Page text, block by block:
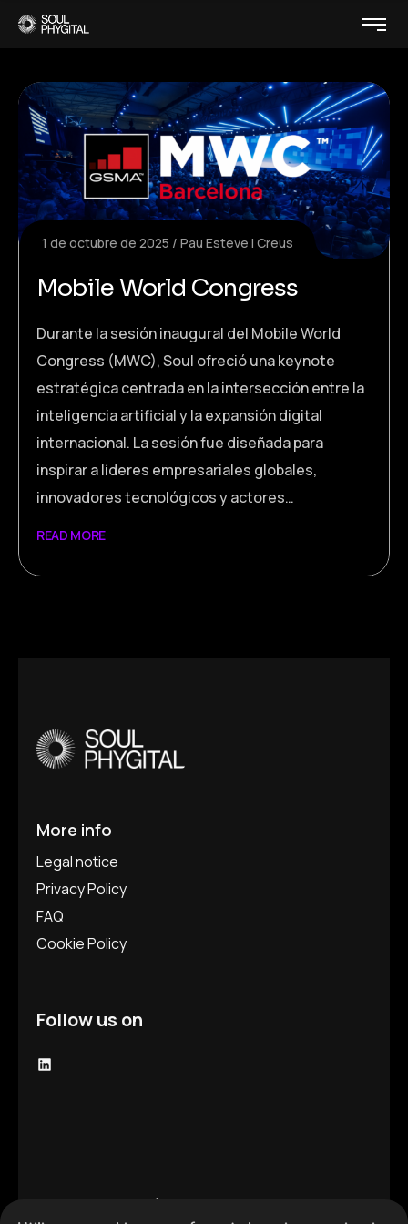
1 de octubre de 2025 Pau Esteve i Creus
Mobile World Congress
Durante la sesión inaugural del Mobile World
Congress (MWC), Soul ofreció una keynote
estratégica centrada en la intersección entre la
inteligencia artificial y la expansión digital
internacional. La sesión fue diseñada para
inspirar a líderes empresariales globales,
innovadores tecnológicos y actores…
READ MORE
More info
Legal notice
Privacy Policy
FAQ
Cookie Policy
Follow us on
LinkedIn
Aviso legal Política de cookies
FAQ